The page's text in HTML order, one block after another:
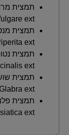
ext
ext
ext
Glabra ext
ext